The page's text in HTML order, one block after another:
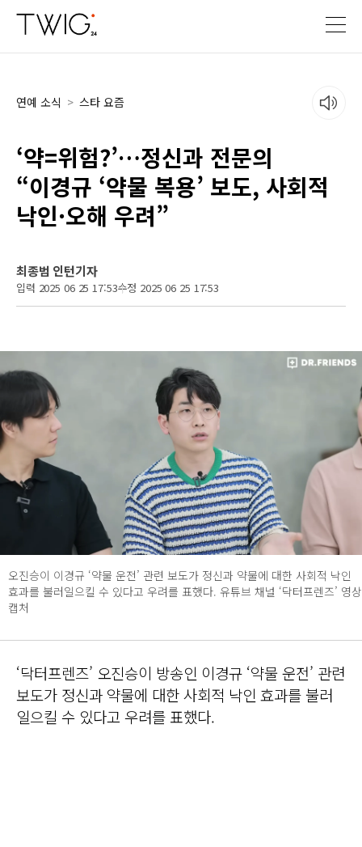
연예 소식 > 스타 요즘
‘약=위험?’…정신과 전문의
“이경규 ‘약물 복용’ 보도, 사회적
낙인·오해 우려”
최종범 인턴기자
입력 2025 06 25 17:53수정 2025 06 25 17:53
오진승이 이경규 ‘약물 운전’ 관련 보도가 정신과 약물에 대한 사회적 낙인
효과를 불러일으킬 수 있다고 우려를 표했다. 유튜브 채널 ‘닥터프렌즈’ 영상
캡처
‘닥터프렌즈’ 오진승이 방송인 이경규 ‘약물 운전’ 관련
보도가 정신과 약물에 대한 사회적 낙인 효과를 불러
일으킬 수 있다고 우려를 표했다.